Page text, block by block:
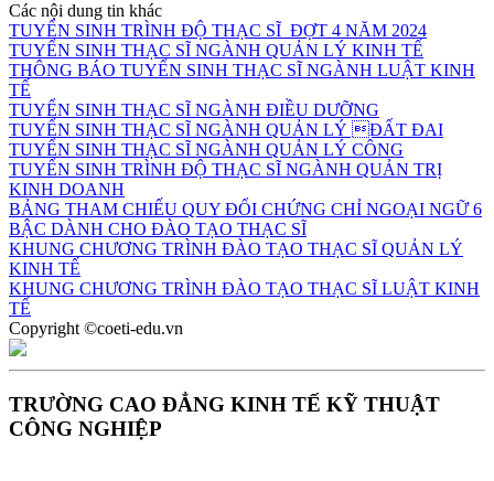
Các nội dung tin khác
TUYỂN SINH TRÌNH ĐỘ THẠC SĨ ĐỢT 4 NĂM 2024
TUYỂN SINH THẠC SĨ NGÀNH QUẢN LÝ KINH TẾ
THÔNG BÁO TUYỂN SINH THẠC SĨ NGÀNH LUẬT KINH
TẾ
TUYỂN SINH THẠC SĨ NGÀNH ĐIỀU DƯỠNG
TUYỂN SINH THẠC SĨ NGÀNH QUẢN LÝ ĐẤT ĐAI
TUYỂN SINH THẠC SĨ NGÀNH QUẢN LÝ CÔNG
TUYỂN SINH TRÌNH ĐỘ THẠC SĨ NGÀNH QUẢN TRỊ
KINH DOANH
BẢNG THAM CHIẾU QUY ĐỔI CHỨNG CHỈ NGOẠI NGỮ 6
BẬC DÀNH CHO ĐÀO TẠO THẠC SĨ
KHUNG CHƯƠNG TRÌNH ĐÀO TẠO THẠC SĨ QUẢN LÝ
KINH TẾ
KHUNG CHƯƠNG TRÌNH ĐÀO TẠO THẠC SĨ LUẬT KINH
TẾ
Copyright ©coeti-edu.vn
TRƯỜNG CAO ĐẲNG KINH TẾ KỸ THUẬT
CÔNG NGHIỆP